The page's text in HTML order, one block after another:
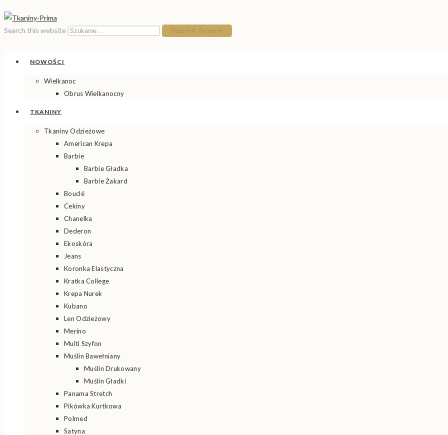
Search this website
NOWOŚCI
Wielkanoc
Obrus Wielkanocny
TKANINY
Tkaniny Odzieżowe
American Krepa
Barbie
Barbie Gładka
Barbie Żakard
Bouclé
Cekiny
Chanelka
Dederon
Ekoskóra
Jeans
Koronka Elastyczna
Kratka College
Krepa Nurek
Kubano
Len Odzieżowy
Merino
Multi Szyfon
Muślin Bawełniany
Muślin Drukowany
Muślin Gładki
Panama Stretch
Pikówka Kurtkowa
Polmed
Satyna